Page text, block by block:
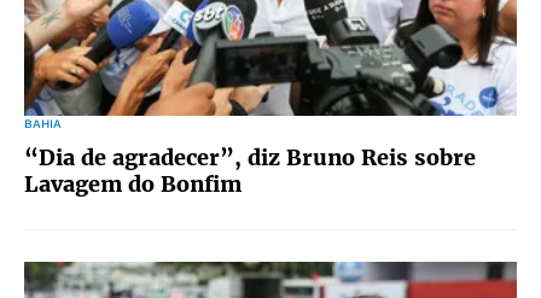
BAHIA
“Dia de agradecer”, diz Bruno Reis sobre
Lavagem do Bonfim